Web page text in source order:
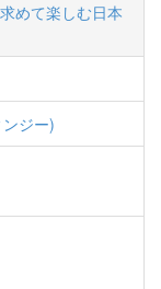
めて楽しむ日本
ジー)